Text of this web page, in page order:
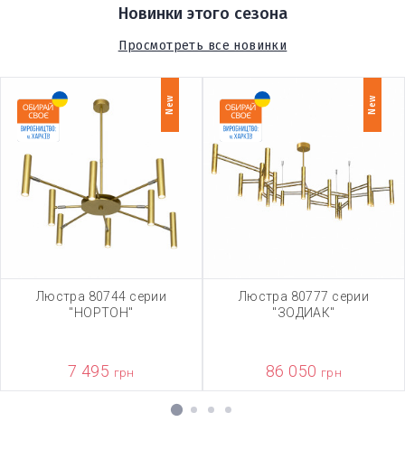
Новинки этого сезона
Просмотреть все новинки
New
Люстра 80744 серии
"НОРТОН"
7 495 грн
New
Люстра 80777 серии
"ЗОДИАК"
86 050 грн
1 2 3 4